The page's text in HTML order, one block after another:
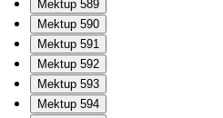
Mektup 589
Mektup 590
Mektup 591
Mektup 592
Mektup 593
Mektup 594